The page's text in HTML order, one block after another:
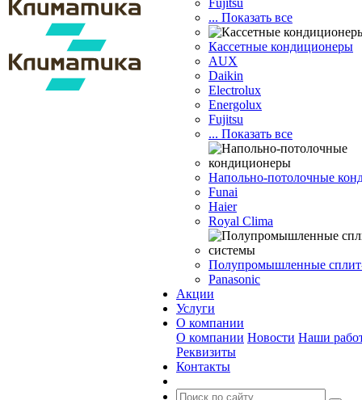
Fujitsu
... Показать все
Кассетные кондиционеры
AUX
Daikin
Electrolux
Energolux
Fujitsu
... Показать все
Напольно-потолочные
Funai
Haier
Royal Clima
Полупромышленные
Panasonic
Акции
Услуги
О компании
О компании Новости Наши
Реквизиты
Контакты